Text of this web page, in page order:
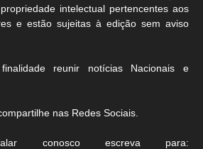
intelectual pertencentes aos
e estão sujeitas à edição sem aviso
reunir notícias Nacionais e
nas Redes Sociais.
conosco escreva para: